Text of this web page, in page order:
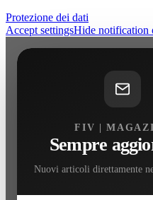
Protezione dei dati
Accept settingsHide notification
FIV |
Sempre
Nuovi articoli direttamente